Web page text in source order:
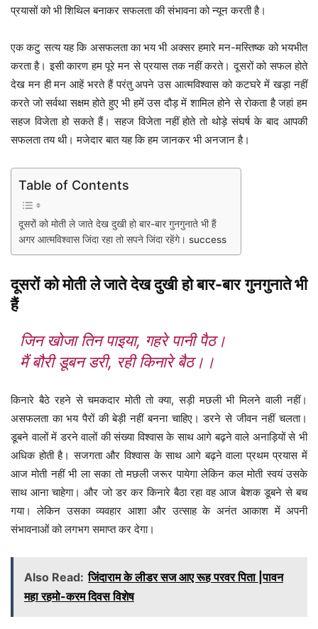
प्रयासों को भी शिथिल बनाकर सफलता की संभावना को न्यून करती है।
एक कटु सत्य यह कि असफलता का भय भी अक्सर हमारे मन-मस्तिष्क को भयभीत
करता है। इसी कारण हम पूरे मन से प्रयास तक नहीं करते। दूसरों को सफल होते
देख मन ही मन आहें भरते हैं परंतु अपने उस आत्मविश्वास को कटघरे में खड़ा नहीं
करते जो सर्वथा सक्षम होते हुए भी हमें उस दौड़ में शामिल होने से रोकता है जहां हम
सहज विजेता हो सकते हैं। सहज विजेता नहीं होते तो थोड़े संघर्ष के बाद आपकी
सफलता तय थी। मजेदार बात यह कि हम जानकर भी अनजान है।
Table of Contents
दूसरों को मोती ले जाते देख दुखी हो बार-बार गुनगुनाते भी हैं
अगर आत्मविश्वास जिंदा रहा तो सपने जिंदा रहेंगे। success
दूसरों को मोती ले जाते देख दुखी हो बार-बार गुनगुनाते भी
हैं
जिन खोजा तिन पाइया, गहरे पानी पैठ।
मैं बौरी डूबन डरी, रही किनारे बैठ।।
किनारे बैठे रहने से चमकदार मोती तो क्या, सड़ी मछली भी मिलने वाली नहीं।
असफलता का भय पैरों की बेड़ी नहीं बनना चाहिए। डरने से जीवन नहीं चलता।
डूबने वालों में डरने वालों की संख्या विश्वास के साथ आगे बढ़ने वाले अनाड़ियों से भी
अधिक होती है। सजगता और विश्वास के साथ आगे बढ़ने वाला प्रथम प्रयास में
आज मोती नहीं भी ला सका तो मछली जरूर पायेगा लेकिन कल मोती स्वयं उसके
साथ आना चाहेगा। और जो डर कर किनारे बैठा रहा वह आज बेशक डूबने से बच
गया। लेकिन उसका व्यवहार आशा और उत्साह के अनंत आकाश में अपनी
संभावनाओं को लगभग समाप्त कर देगा।
Also Read: जिंदाराम के लीडर सज आए रूह परवर पिता |पावन
महा रहमो-करम दिवस विशेष